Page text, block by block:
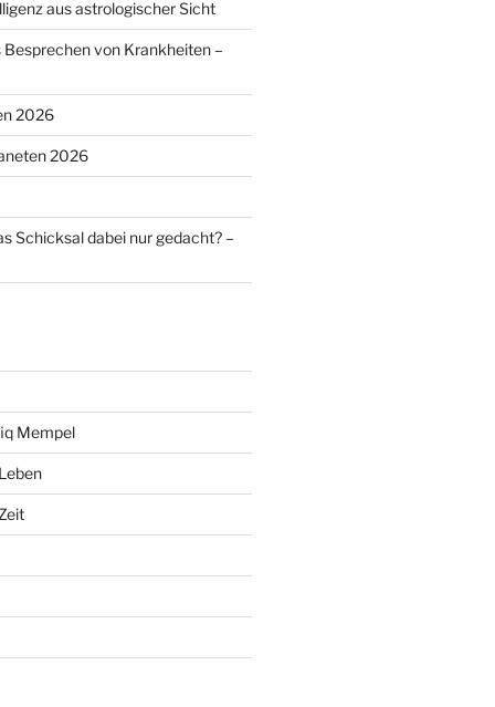
aus astrologischer Sicht
von Krankheiten –
2026
2026
Schicksal dabei nur gedacht? –
Mempel